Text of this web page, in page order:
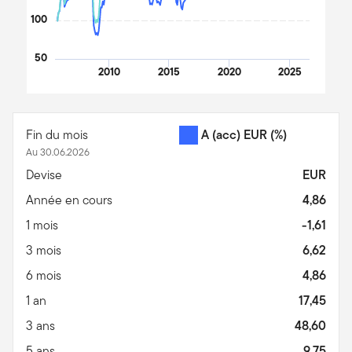
2010 2015 2020 2025
50
100
Fin du mois
Au 30.06.2026
A (acc) EUR (%)
Devise
EUR
Année en cours
4,86
1 mois
-1,61
3 mois
6,62
6 mois
4,86
1 an
17,45
3 ans
48,60